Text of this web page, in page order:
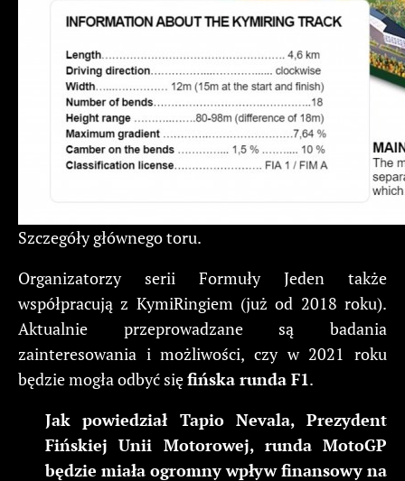
Szczegóły głównego toru.
Organizatorzy serii Formuły Jeden także
współpracują z KymiRingiem (już od 2018 roku).
Aktualnie przeprowadzane są badania
zainteresowania i możliwości, czy w 2021 roku
będzie mogła odbyć sięfińska runda F1.
Jak powiedział Tapio Nevala, Prezydent
Fińskiej Unii Motorowej, runda MotoGP
będzie miała ogromny wpływ finansowy na